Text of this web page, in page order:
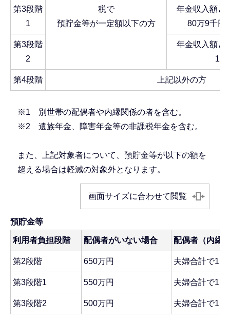
税で
預貯金等が一定額以下の方
第3段階
1
年金収入額と
80万9千円
第3段階
2
年金収入額と
第4段階 上記以外の方
※1 別世帯の配偶者や内縁関係の者を含む。
※2 遺族年金、障害年金等の非課税年金を含む。
また、上記対象者について、預貯金等が以下の額を
超える場合は軽減の対象外となります。
画面サイズに合わせて閲覧
預貯金等
利用者負担段階 配偶者がいない場合 配偶者（内縁
第2段階 650万円 夫婦合計で
第3段階1 550万円 夫婦合計で
第3段階2 500万円 夫婦合計で